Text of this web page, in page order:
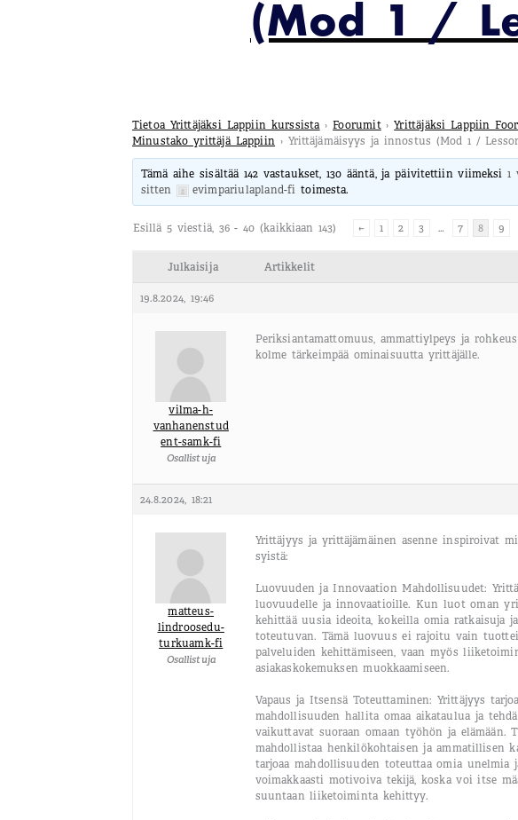
(Mod 1 /
Tietoa Yrittäjäksi Lappiin kurssista › Foorumit › Yrittäjäksi Lappiin
Minustako yrittäjä Lappiin › Yrittäjämäisyys ja innostus (Mod 1 /
Tämä aihe sisältää 142 vastaukset, 130 ääntä, ja päivitettiin viimeksi1
sitten
evimpariulapland-fi toimesta.
Esillä 5 viestiä, 36 - 40 (kaikkiaan 143) ← 1 2 3 … 7 8 9
Julkaisija Artikkelit
19.8.2024, 19:46
vilma-h-
vanhanenstud
ent-samk-fi
Osallistuja
Periksiantamattomuus, ammattiylpeys ja
kolme tärkeimpää ominaisuutta yrittäjälle.
24.8.2024, 18:21
matteus-
lindroosedu-
turkuamk-fi
Osallistuja
Yrittäjyys ja yrittäjämäinen asenne inspiroivat
syistä:
Luovuuden ja Innovaation Mahdollisuudet:
luovuudelle ja innovaatioille. Kun luot oman
kehittää uusia ideoita, kokeilla omia ratkaisuja
toteutuvan. Tämä luovuus ei rajoitu vain
palveluiden kehittämiseen, vaan myös
asiakaskokemuksen muokkaamiseen.
Vapaus ja Itsensä Toteuttaminen: Yrittäjyys
mahdollisuuden hallita omaa aikataulua ja
vaikuttavat suoraan omaan työhön ja elämään.
mahdollistaa henkilökohtaisen ja ammatillisen
tarjoaa mahdollisuuden toteuttaa omia unelmia
voimakkaasti motivoiva tekijä, koska voi itse
suuntaan liiketoiminta kehittyy.